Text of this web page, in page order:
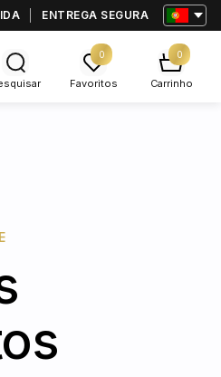
ENTREGA SEGURA
0
Favoritos
0
Carrinho